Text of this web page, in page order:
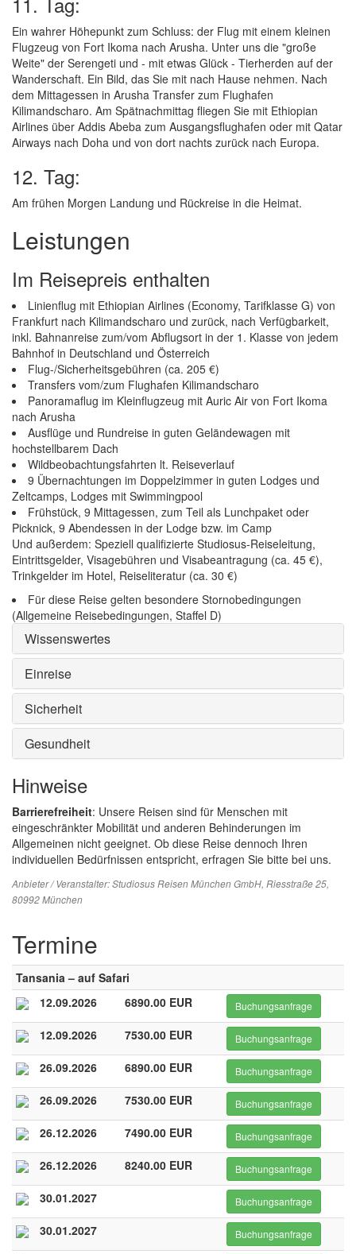
Ein wahrer Höhepunkt zum Schluss: der Flug mit einem kleinen
Flugzeug von Fort Ikoma nach Arusha. Unter uns die "große
Weite" der Serengeti und - mit etwas Glück - Tierherden auf der
Wanderschaft. Ein Bild, das Sie mit nach Hause nehmen. Nach
dem Mittagessen in Arusha Transfer zum Flughafen
Kilimandscharo. Am Spätnachmittag fliegen Sie mit Ethiopian
Airlines über Addis Abeba zum Ausgangsflughafen oder mit Qatar
Airways nach Doha und von dort nachts zurück nach Europa.
12. Tag:
Am frühen Morgen Landung und Rückreise in die Heimat.
Leistungen
Im Reisepreis enthalten
Linienflug mit Ethiopian Airlines (Economy, Tarifklasse G) von
Frankfurt nach Kilimandscharo und zurück, nach Verfügbarkeit,
inkl. Bahnanreise zum/vom Abflugsort in der 1. Klasse von jedem
Bahnhof in Deutschland und Österreich
Flug-/Sicherheitsgebühren (ca. 205 €)
Transfers vom/zum Flughafen Kilimandscharo
Panoramaflug im Kleinflugzeug mit Auric Air von Fort Ikoma
nach Arusha
Ausflüge und Rundreise in guten Geländewagen mit
hochstellbarem Dach
Wildbeobachtungsfahrten lt. Reiseverlauf
9 Übernachtungen im Doppelzimmer in guten Lodges und
Zeltcamps, Lodges mit Swimmingpool
Frühstück, 9 Mittagessen, zum Teil als Lunchpaket oder
Picknick, 9 Abendessen in der Lodge bzw. im Camp
Und außerdem: Speziell qualifizierte Studiosus-Reiseleitung,
Eintrittsgelder, Visagebühren und Visabeantragung (ca. 45 €),
Trinkgelder im Hotel, Reiseliteratur (ca. 30 €)
Für diese Reise gelten besondere Stornobedingungen
(Allgemeine Reisebedingungen, Staffel D)
Wissenswertes
Einreise
Sicherheit
Gesundheit
Hinweise
Barrierefreiheit: Unsere Reisen sind für Menschen mit
eingeschränkter Mobilität und anderen Behinderungen im
Allgemeinen nicht geeignet. Ob diese Reise dennoch Ihren
individuellen Bedürfnissen entspricht, erfragen Sie bitte bei uns.
Anbieter / Veranstalter:Studiosus Reisen München GmbH, Riesstraße 25,
80992 München
Termine
Tansania – auf Safari
12.09.2026
6890.00 EUR Buchungsanfrage
12.09.2026 7530.00 EUR Buchungsanfrage
26.09.2026 6890.00 EUR Buchungsanfrage
26.09.2026 7530.00 EUR Buchungsanfrage
26.12.2026 7490.00 EUR Buchungsanfrage
26.12.2026 8240.00 EUR Buchungsanfrage
30.01.2027 Buchungsanfrage
30.01.2027 Buchungsanfrage